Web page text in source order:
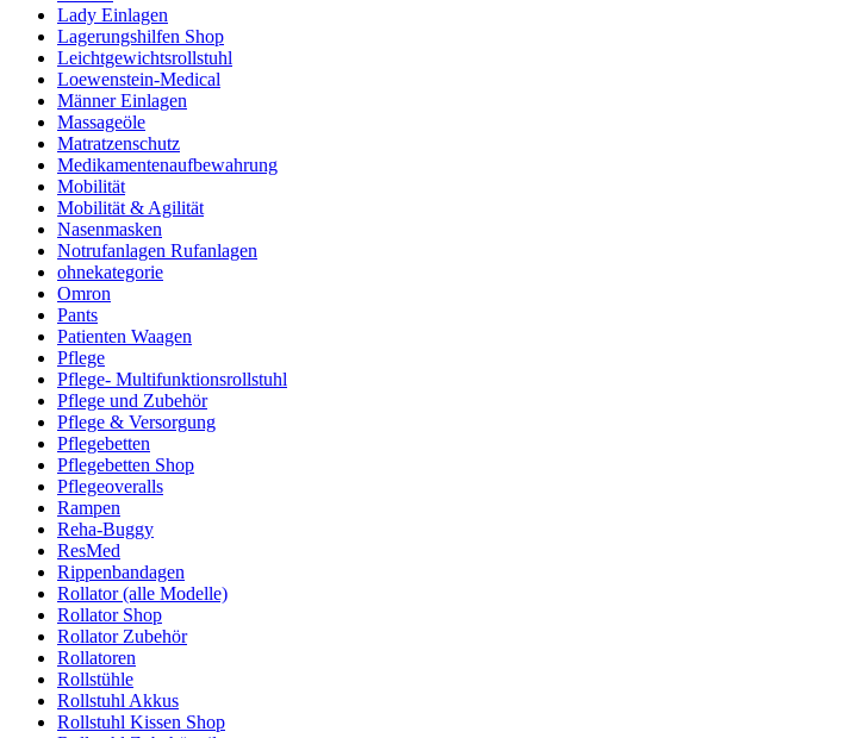
Lady Einlagen
Lagerungshilfen Shop
Leichtgewichtsrollstuhl
Loewenstein-Medical
Männer Einlagen
Massageöle
Matratzenschutz
Medikamentenaufbewahrung
Mobilität
Mobilität & Agilität
Nasenmasken
Notrufanlagen Rufanlagen
ohnekategorie
Omron
Pants
Patienten Waagen
Pflege
Pflege- Multifunktionsrollstuhl
Pflege und Zubehör
Pflege & Versorgung
Pflegebetten
Pflegebetten Shop
Pflegeoveralls
Rampen
Reha-Buggy
ResMed
Rippenbandagen
Rollator (alle Modelle)
Rollator Shop
Rollator Zubehör
Rollatoren
Rollstühle
Rollstuhl Akkus
Rollstuhl Kissen Shop